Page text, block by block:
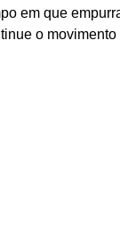
em que
o